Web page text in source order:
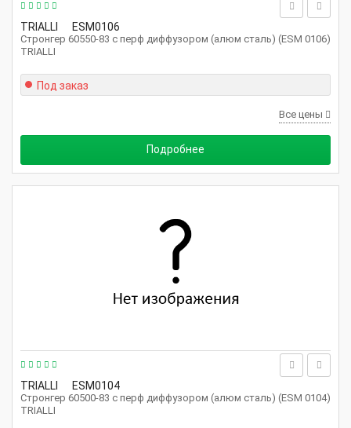
TRIALLI ESM0106
Стронгер 60550-83 с перф диффузором (алюм сталь) (ESM 0106)
TRIALLI
Под заказ
Все цены
Подробнее
TRIALLI ESM0104
Стронгер 60500-83 с перф диффузором (алюм сталь) (ESM 0104)
TRIALLI